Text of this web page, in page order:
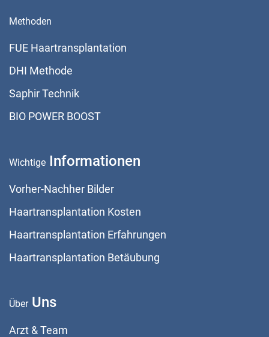
Methoden
FUE Haartransplantation
DHI Methode
Saphir Technik
BIO POWER BOOST
Wichtige Informationen
Vorher-Nachher Bilder
Haartransplantation Kosten
Haartransplantation Erfahrungen
Haartransplantation Betäubung
ÜberUns
Arzt & Team